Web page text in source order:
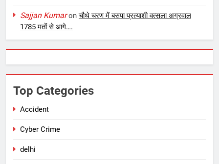
Sajjan Kumaronचौथे चरण में बसपा प्रत्याशी वत्सला अग्रवाल
1785 मतों से आगे….
Top Categories
Accident
Cyber Crime
delhi